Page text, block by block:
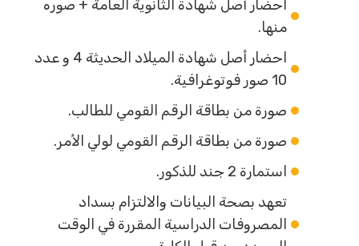
احضار أصل شهادة الثانوية العامة + صوره
منها.
احضار أصل شهادة الميلاد الحديثة 4 و عدد
صورة من بطاقة الرقم القومي للطالب.
صورة من بطاقة الرقم القومي لولي الأمر.
استمارة 2 جند للذكور.
تعهد بصحة البيانات والالتزام بسداد
المصروفات الدراسية المقررة في الوقت